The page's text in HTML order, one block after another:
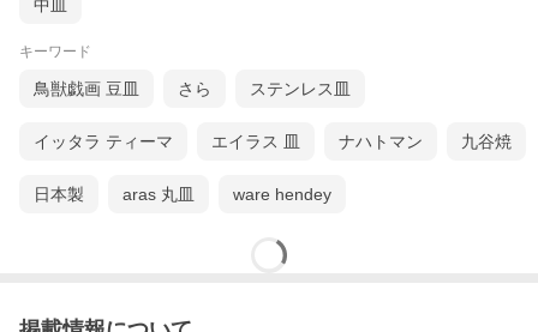
中皿
キーワード
鳥獣戯画 豆皿 さら ステンレス皿
イッタラ ティーマ エイラス 皿 ナハトマン 九谷焼
日本製 aras 丸皿 ware hendey